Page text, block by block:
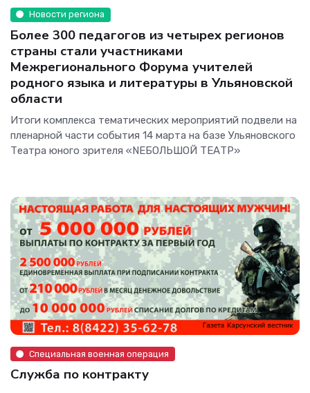
Новости региона
Более 300 педагогов из четырех регионов
страны стали участниками
Межрегионального Форума учителей
родного языка и литературы в Ульяновской
области
Итоги комплекса тематических мероприятий подвели на
пленарной части события 14 марта на базе Ульяновского
Театра юного зрителя «NEБОЛЬШОЙ ТЕАТР»
Специальная военная операция
Служба по контракту